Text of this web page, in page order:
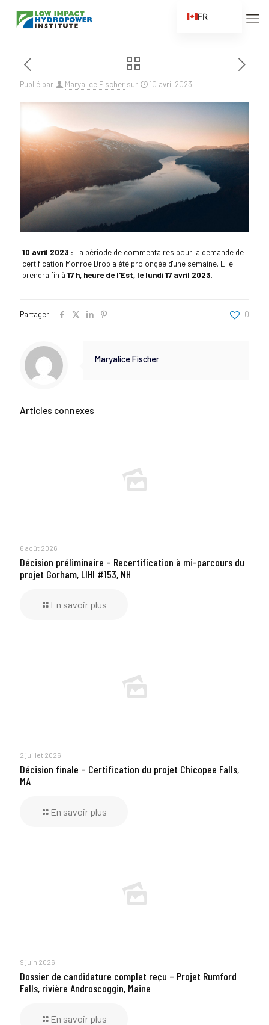
Publié par Maryalice Fischer sur 10 avril 2023
10 avril 2023 : La période de commentaires pour la demande de
certification Monroe Drop a été prolongée d'une semaine. Elle
prendra fin à 17 h, heure de l'Est, le lundi 17 avril 2023.
Partager 0
Maryalice Fischer
Articles connexes
6 août 2026
Décision préliminaire – Recertification à mi-parcours du
projet Gorham, LIHI #153, NH
En savoir plus
2 juillet 2026
Décision finale – Certification du projet Chicopee Falls,
MA
En savoir plus
9 juin 2026
Dossier de candidature complet reçu – Projet Rumford
Falls, rivière Androscoggin, Maine
En savoir plus
FR